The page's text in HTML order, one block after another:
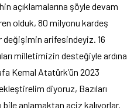
açıklamalarına şöyle devam
olduk, 80 milyonu kardeş
arifesindeyiz. 16
milletimizin desteğiyle ardına
Kemal Atatürk’ün 2023
diyoruz, Bazıları
bile anlamaktan aciz kalıyorlar.